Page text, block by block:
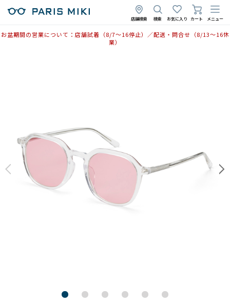
店舗検索 検索 お気に入り カート メニュー
お盆期間の営業について：店舗試着（8/7〜16停止）／配送・問合せ（8/13〜16休
業）